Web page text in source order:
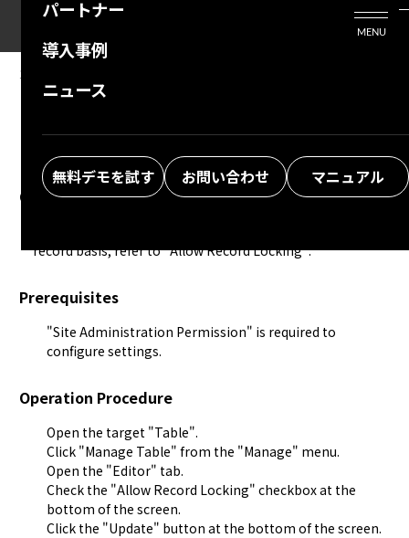
パートナー
導入事例
ニュース
無料デモを試す お問い合わせ マニュアル
MENU
10.02.2024
Manage Table: Editor: Allow Table Locking
Overview
record basis, refer to "Allow Record Locking".
Prerequisites
"Site Administration Permission" is required to
configure settings.
Operation Procedure
Open the target "Table".
Click "Manage Table" from the "Manage" menu.
Open the "Editor" tab.
Check the "Allow Record Locking" checkbox at the
bottom of the screen.
Click the "Update" button at the bottom of the screen.